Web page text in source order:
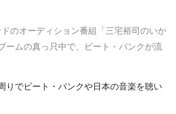
のオーディション番組「三宅裕司のいか
ームの真っ只中で、ビート・パンクが流
りでビート・パンクや日本の音楽を聴い